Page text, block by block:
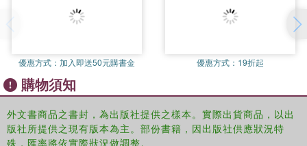
There, they must find a way to save their home without
優惠方式： 加入即送50元購書金 優惠方式： 19折起
購物須知
外文書商品之書封，為出版社提供之樣本。實際出貨商品，以出
版社所提供之現有版本為主。部份書籍，因出版社供應狀況特
殊，匯率將依實際狀況做調整。